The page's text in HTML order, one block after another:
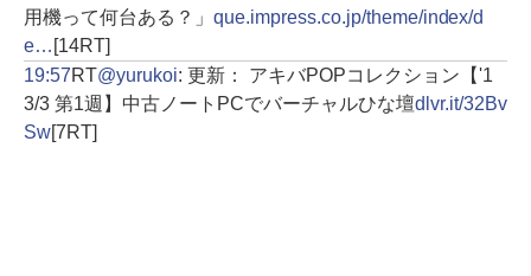
用機って何台ある？」 que.impress.co.jp/theme/index/d
e… [14RT]
19:57RT@yurukoi: 更新： アキバPOPコレクション【'1
3/3 第1週】中古ノートPCでバーチャルひな壇dlvr.it/32Bv
Sw[7RT]